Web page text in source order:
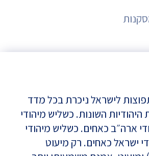
לישראל ניכרת בכל מדד
השונות. כשליש מיהודי
ארה״ב כאחים. כשליש מיהודי
ישראל כאחים. רק מיעוט